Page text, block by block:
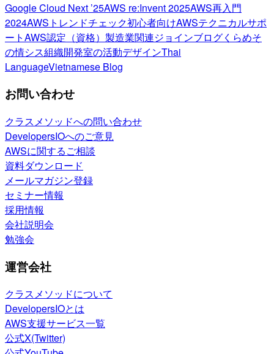
Google Cloud Next ’25AWS re:Invent 2025AWS再入門
2024AWSトレンドチェック初心者向けAWSテクニカルサポ
ートAWS認定（資格） 製造業関連ジョインブログくらめそ
の情シス組織開発室の活動デザインThai
LanguageVietnamese Blog
お問い合わせ
クラスメソッドへの問い合わせ
DevelopersIOへのご意見
AWSに関するご相談
資料ダウンロード
メールマガジン登録
セミナー情報
採用情報
会社説明会
勉強会
運営会社
クラスメソッドについて
DevelopersIOとは
AWS支援サービス一覧
公式X(Twitter)